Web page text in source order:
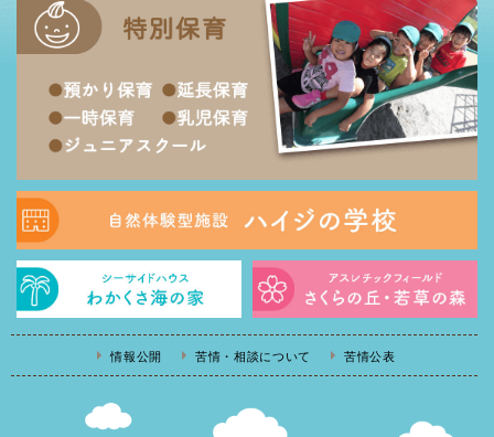
情報公開 苦情・相談について 苦情公表